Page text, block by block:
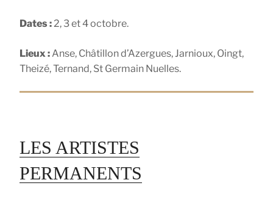
Dates : 2, 3 et 4 octobre.
Lieux : Anse, Châtillon d’Azergues, Jarnioux, Oingt,
Theizé, Ternand, St Germain Nuelles.
LES ARTISTES
PERMANENTS